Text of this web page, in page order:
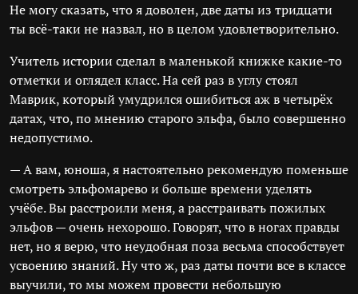
Не могу сказать, что я доволен, две даты из тридцати
ты всё-таки не назвал, но в целом удовлетворительно.
Учитель истории сделал в маленькой книжке какие-то
отметки и оглядел класс. На сей раз в углу стоял
Маврик, который умудрился ошибиться аж в четырёх
датах, что, по мнению старого эльфа, было совершенно
недопустимо.
— А вам, юноша, я настоятельно рекомендую поменьше
смотреть эльфомарево и больше времени уделять
учёбе. Вы расстроили меня, а расстраивать пожилых
эльфов — очень нехорошо. Говорят, что в ногах правды
нет, но я верю, что неудобная поза весьма способствует
усвоению знаний. Ну что ж, раз даты почти все в классе
выучили, то мы можем провести небольшую